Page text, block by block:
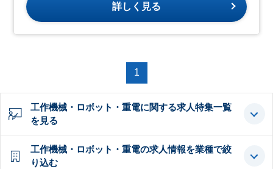
詳しく見る
1
工作機械・ロボット・重電に関する求人特集一覧
を見る
工作機械・ロボット・重電の求人情報を業種で絞
り込む